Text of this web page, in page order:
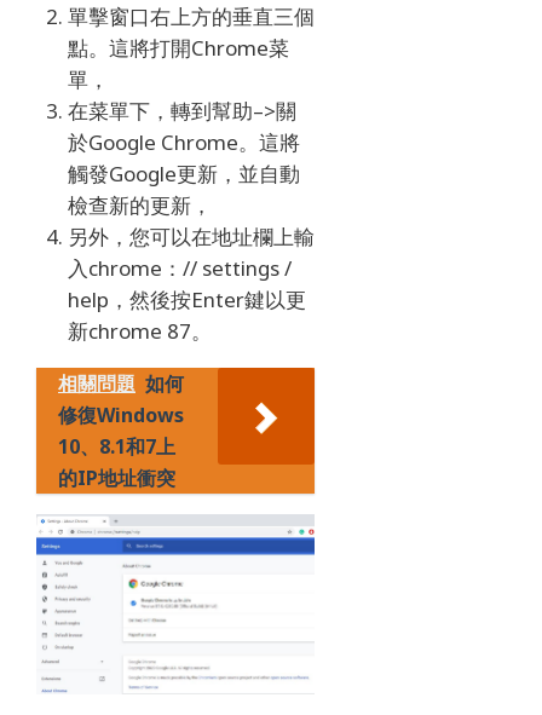
單擊窗口右上方的垂直三個
點。 這將打開Chrome菜
單，
在菜單下，轉到幫助–>關
於Google Chrome。 這將
觸發Google更新，並自動
檢查新的更新，
另外，您可以在地址欄上輸
入chrome：// settings /
help，然後按Enter鍵以更
新chrome 87。
相關問題 如何
修復Windows
10、8.1和7上
的IP地址衝突